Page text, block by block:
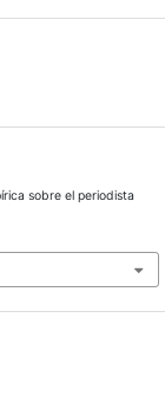
sobre el periodista